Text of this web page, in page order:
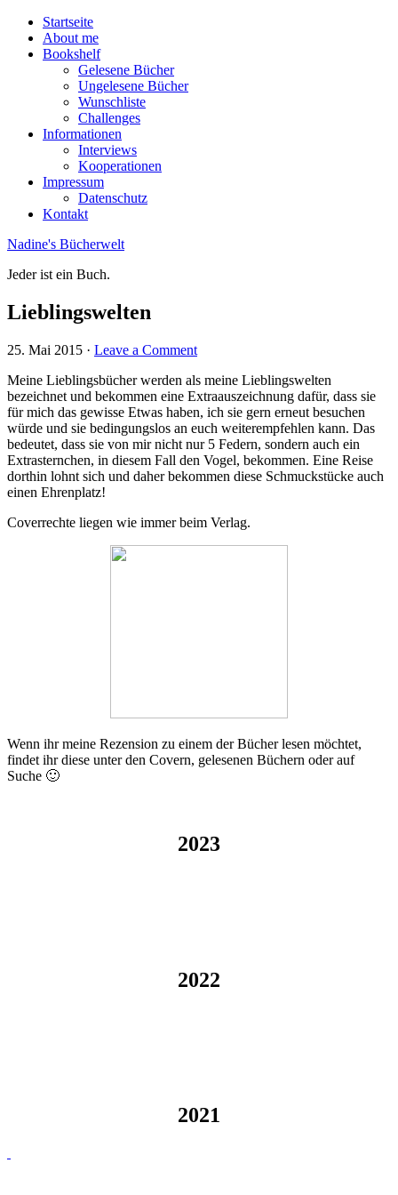
Startseite
About me
Bookshelf
Gelesene Bücher
Ungelesene Bücher
Wunschliste
Challenges
Informationen
Interviews
Kooperationen
Impressum
Datenschutz
Kontakt
Nadine's Bücherwelt
Jeder ist ein Buch.
Lieblingswelten
25. Mai 2015 · Leave a Comment
Meine Lieblingsbücher werden als meine Lieblingswelten
bezeichnet und bekommen eine Extraauszeichnung dafür, dass sie
für mich das gewisse Etwas haben, ich sie gern erneut besuchen
würde und sie bedingungslos an euch weiterempfehlen kann. Das
bedeutet, dass sie von mir nicht nur 5 Federn, sondern auch ein
Extrasternchen, in diesem Fall den Vogel, bekommen. Eine Reise
dorthin lohnt sich und daher bekommen diese Schmuckstücke auch
einen Ehrenplatz!
Coverrechte liegen wie immer beim Verlag.
Wenn ihr meine Rezension zu einem der Bücher lesen möchtet,
findet ihr diese unter den Covern, gelesenen Büchern oder auf
Suche 🙂
2023
2022
2021